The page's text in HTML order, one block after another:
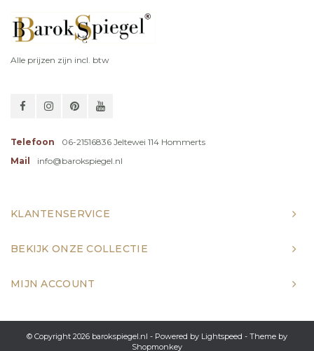
Alle prijzen zijn incl. btw
Telefoon
06-21516836 Jeltewei 114 Hommerts
Mail
info@barokspiegel.nl
KLANTENSERVICE
BEKIJK ONZE COLLECTIE
MIJN ACCOUNT
© Copyright 2026 barokspiegel.nl - Powered by Lightspeed - Theme by
Shopmonkey